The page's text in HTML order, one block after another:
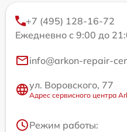
+7 (495) 128-16-72
Ежедневно с 9:00 до
info@arkon-repair-
ул. Воровского, 77
Адрес сервисного центра
Режим работы: